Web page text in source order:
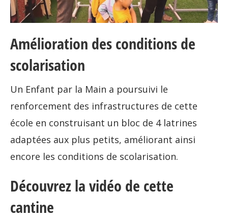
Amélioration des conditions de
scolarisation
Un Enfant par la Main a poursuivi le
renforcement des infrastructures de cette
école en construisant un bloc de 4 latrines
adaptées aux plus petits, améliorant ainsi
encore les conditions de scolarisation.
Découvrez la vidéo de cette
cantine